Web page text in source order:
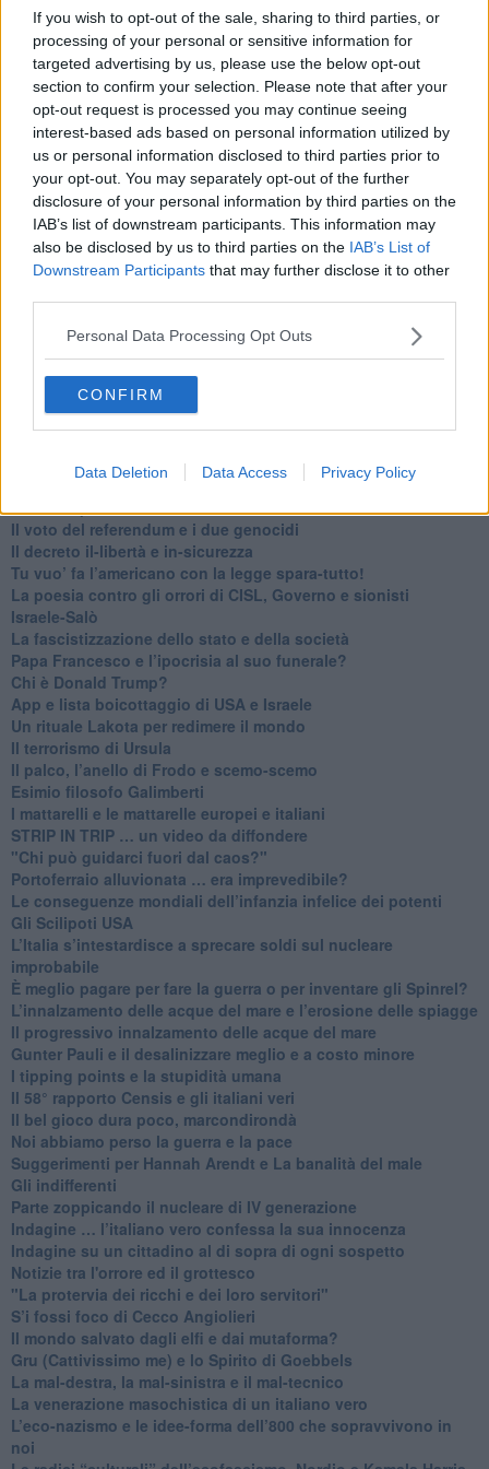
If you wish to opt-out of the sale, sharing to third parties, or
processing of your personal or sensitive information for
targeted advertising by us, please use the below opt-out
section to confirm your selection. Please note that after your
opt-out request is processed you may continue seeing
interest-based ads based on personal information utilized by
us or personal information disclosed to third parties prior to
your opt-out. You may separately opt-out of the further
disclosure of your personal information by third parties on the
IAB’s list of downstream participants. This information may
also be disclosed by us to third parties on the IAB’s List of
Downstream Participants that may further disclose it to other
Personal Data Processing Opt Outs
CONFIRM
Data Deletion Data Access Privacy Policy
La responsabilità storica della morte sulla terra
PTSD e suicidi svelano l’intento suicidario della guerra e
dell’ignoranza
Il Wenzi e la decadenza verso la guerra e la morte
​Il tecno-fascismo e i suoi nemici delusi
​I comici e il vittimismo paranoideo al potere
​La virtù secondo Confucio e Xi (seconda parte)
Le Pax imperiali e Tianxia (prima parte)
Un mondo condiviso a misura di bambino
​Un chiarimento, Chris Hedges e qualche domanda
Il velleitarismo di Trump, dell’UE e di Darwin
​Karen Horney e il ponte sullo Stretto
L’invertebrata von der Leyen e il Lula-risk
Trump soffre, la Corte dell'Aia è viva
​Il Nobel per la pace a Trump o all’Albanese? Questo è il
problema!
​Alessandro Orsini e la tetrade oscura del sionismo
​Hilsenrath e le 9 omotipie tra Nazismo, Sionismo e
​Il terrore di Netanyahu e la strategia della tensione
Il mito della democratica Israele (prima parte)
​Il voto del referendum e i due genocidi
Il decreto il-libertà e in-sicurezza
Tu vuo’ fa l’americano con la legge spara-tutto!
La poesia contro gli orrori di CISL, Governo e sionisti
Israele-Salò
​La fascistizzazione dello stato e della società
Papa Francesco e l’ipocrisia al suo funerale?
​Chi è Donald Trump?
App e lista boicottaggio di USA e Israele
​Un rituale Lakota per redimere il mondo
Il terrorismo di Ursula
​Il palco, l’anello di Frodo e scemo-scemo
Esimio filosofo Galimberti
​I mattarelli e le mattarelle europei e italiani
​STRIP IN TRIP … un video da diffondere
"Chi può guidarci fuori dal caos?"
​Portoferraio alluvionata … era imprevedibile?
Le conseguenze mondiali dell’infanzia infelice dei potenti
​Gli Scilipoti USA
L’Italia s’intestardisce a sprecare soldi sul nucleare
improbabile
È meglio pagare per fare la guerra o per inventare gli Spinrel?
​L’innalzamento delle acque del mare e l’erosione delle spiagge
​Il progressivo innalzamento delle acque del mare
​Gunter Pauli e il desalinizzare meglio e a costo minore
I tipping points e la stupidità umana
​Il 58° rapporto Censis e gli italiani veri
​Il bel gioco dura poco, marcondirondà
Noi abbiamo perso la guerra e la pace
Suggerimenti per Hannah Arendt e La banalità del male
​Gli indifferenti
Parte zoppicando il nucleare di IV generazione
​Indagine … l’italiano vero confessa la sua innocenza
Indagine su un cittadino al di sopra di ogni sospetto
Notizie tra l'orrore ed il grottesco
"La protervia dei ricchi e dei loro servitori"
S’i fossi foco di Cecco Angiolieri
​Il mondo salvato dagli elfi e dai mutaforma?
Gru (Cattivissimo me) e lo Spirito di Goebbels
​La mal-destra, la mal-sinistra e il mal-tecnico
​La venerazione masochistica di un italiano vero
​L’eco-nazismo e le idee-forma dell’800 che sopravvivono in
noi